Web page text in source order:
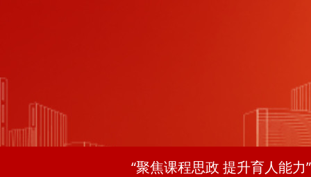
“聚焦课程思政 提升育人能